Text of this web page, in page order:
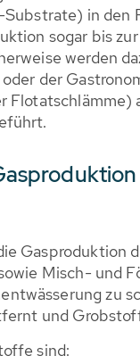
in den
sogar bis
werden
der
Gasproduktion
Misch- und
zu
und
sind: